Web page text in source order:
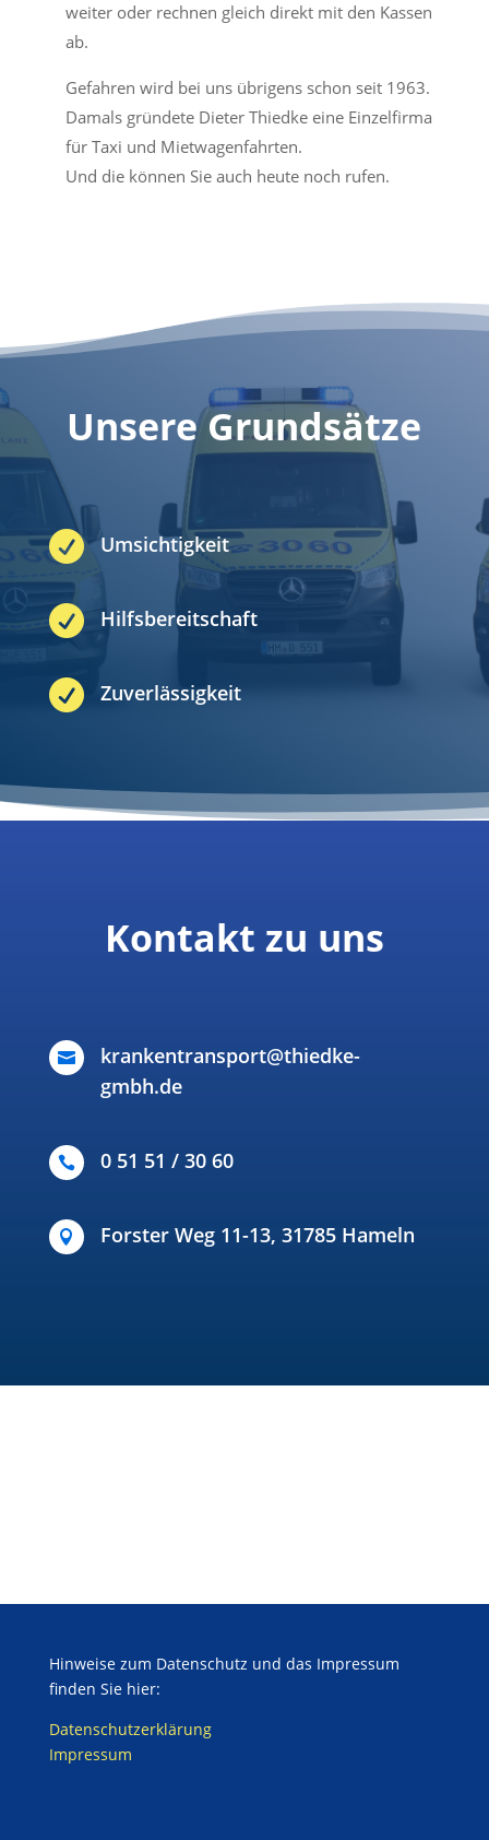
weiter oder rechnen gleich direkt mit den Kassen
ab.
Gefahren wird bei uns übrigens schon seit 1963.
Damals gründete Dieter Thiedke eine Einzelfirma
für Taxi und Mietwagenfahrten.
Und die können Sie auch heute noch rufen.
Unsere Grundsätze
 Umsichtigkeit
 Hilfsbereitschaft
 Zuverlässigkeit
Kontakt zu uns

krankentransport@thiedke-
gmbh.de
 0 51 51 / 30 60
 Forster Weg 11-13, 31785 Hameln
Hinweise zum Datenschutz und das Impressum
finden Sie hier:
Datenschutzerklärung
Impressum